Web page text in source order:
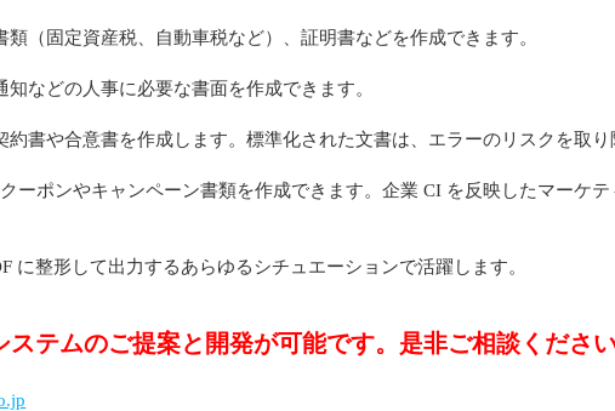
（固定資産税、自動車税など）、証明書などを作成できます。
などの人事に必要な書面を作成できます。
書や合意書を作成します。標準化された文書は、エラーのリスクを取り
ーポンやキャンペーン書類を作成できます。企業 CI を反映したマーケ
に整形して出力するあらゆるシチュエーションで活躍します。
テムのご提案と開発が可能です。是非ご相談ください